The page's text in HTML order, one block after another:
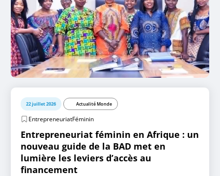
22 juillet 2026 Actualité Monde
EntrepreneuriatFéminin
Entrepreneuriat féminin en Afrique : un
nouveau guide de la BAD met en
lumière les leviers d’accès au
financement